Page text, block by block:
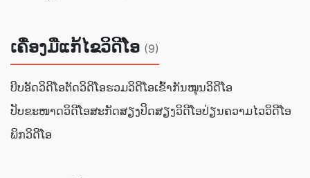
ເຄື່ອງມືແກ້ໄຂວິດີໂອ (9)
ບີບອັດວິດີໂອຕັດວິດີໂອຮວມວິດີໂອເຂົ້າກັນໝຸນວິດີໂອ
ປັບຂະໜາດວິດີໂອສະກັດສຽງປິດສຽງວິດີໂອປ່ຽນຄວາມໄວວິດີໂອ
ພິກວິດີໂອ